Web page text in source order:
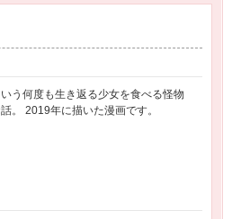
う何度も生き返る少女を食べる怪物
。 2019年に描いた漫画です。